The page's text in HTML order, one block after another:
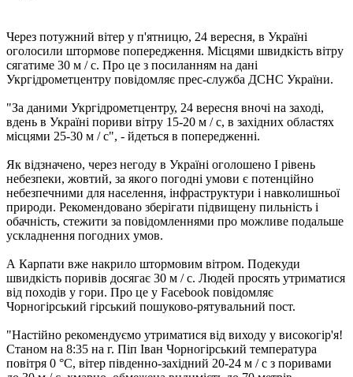
Через потужний вітер у п'ятницю, 24 вересня, в Україні
оголосили штормове попередження. Місцями швидкість вітру
сягатиме 30 м / с. Про це з посиланням на дані
Укргідрометцентру повідомляє прес-служба ДСНС України.
"За даними Укргідрометцентру, 24 вересня вночі на заході,
вдень в Україні пориви вітру 15-20 м / с, в західних областях
місцями 25-30 м / с", - йдеться в попередженні.
Як відзначено, через негоду в Україні оголошено I рівень
небезпеки, жовтий, за якого погодні умови є потенційно
небезпечними для населення, інфраструктури і навколишньої
природи. Рекомендовано зберігати підвищену пильність і
обачність, стежити за повідомленнями про можливе подальше
ускладнення погодних умов.
А Карпати вже накрило штормовим вітром. Подекуди
швидкість поривів досягає 30 м / с. Людей просять утриматися
від походів у гори. Про це у Facebook повідомляє
Чорногірський гірський пошуково-рятувальний пост.
"Настійно рекомендуємо утриматися від виходу у високогір'я!
Станом на 8:35 на г. Піп Іван Чорногірський температура
повітря 0 °С, вітер південно-західний 20-24 м / с з поривами